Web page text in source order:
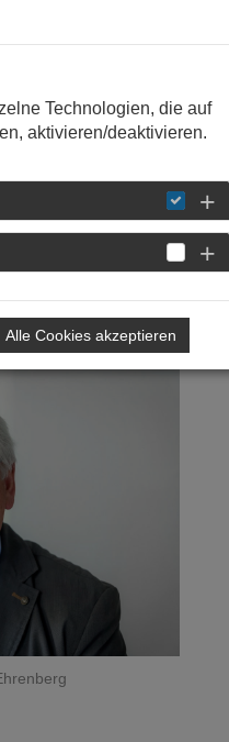
DETAIL
Technologien, die auf
aktivieren/deaktivieren.
Alle Cookies akzeptieren